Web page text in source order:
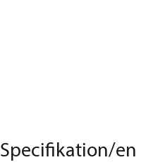
Specifikation/en